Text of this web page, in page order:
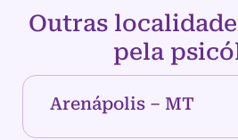
Outras
pela
Arenápolis – MT